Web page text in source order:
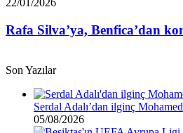
var”
Benfica’dan
22/01/2026
Rafa Silva’ya, Benfica’dan
Son Yazılar
Serdal Adalı’dan ilginç
05/08/2026